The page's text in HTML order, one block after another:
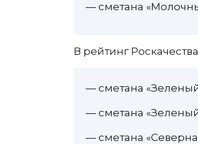
— сметана
В рейтинг
— сметана
— сметана
— сметана